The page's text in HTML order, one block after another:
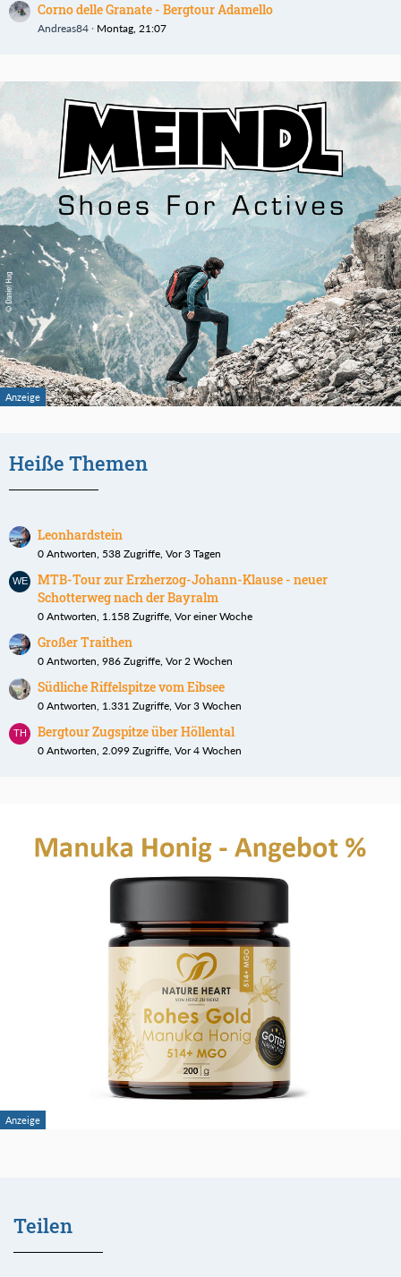
Corno delle Granate - Bergtour Adamello
Andreas84 Montag, 21:07
Heiße Themen
Leonhardstein
0 Antworten, 538 Zugriffe, Vor 3 Tagen
MTB-Tour zur Erzherzog-Johann-Klause - neuer
Schotterweg nach der Bayralm
0 Antworten, 1.158 Zugriffe, Vor einer Woche
Großer Traithen
0 Antworten, 986 Zugriffe, Vor 2 Wochen
Südliche Riffelspitze vom Eibsee
0 Antworten, 1.331 Zugriffe, Vor 3 Wochen
Bergtour Zugspitze über Höllental
0 Antworten, 2.099 Zugriffe, Vor 4 Wochen
Teilen